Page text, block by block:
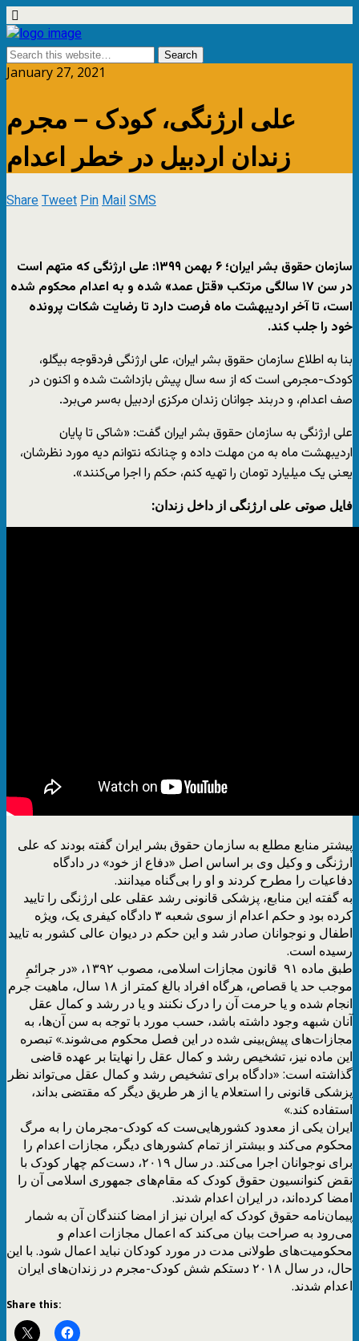
January 27, 2021
علی ارژنگی، کودک – مجرم
زندان اردبیل در خطر اعدام
ShareTweetPinMailSMS
سازمان حقوق بشر ایران؛ ۶ بهمن ۱۳۹۹: علی ارژنگی که متهم است
در سن ۱۷ سالگی مرتکب «قتل عمد» شده و به اعدام محکوم شده
است، تا آخر اردیبهشت ماه فرصت دارد تا رضایت شکات پرونده
خود را جلب کند.
بنا به اطلاع سازمان حقوق بشر ایران، علی ارژنگی فردقوجه بیگلو،
کودک-مجرمی است که از سه سال پیش بازداشت شده و اکنون در
صف اعدام، و دربند جوانان زندان مرکزی اردبیل به‌سر می‌برد.
علی ارژنگی به سازمان حقوق بشر ایران گفت: «شاکی تا پایان
اردیبهشت ماه به من مهلت داده و چنانکه نتوانم دیه مورد نظرشان،
یعنی یک میلیارد تومان را تهیه کنم، حکم را اجرا می‌کنند».
فایل صوتی علی ارژنگی از داخل زندان:
پیشتر منابع مطلع به سازمان حقوق بشر ایران گفته بودند که علی
ارژنگی و وکیل وی بر اساس اصل «دفاع از خود» در دادگاه
دفاعیات را مطرح کردند و او را بی‌گناه میدانند.
به گفته این منابع، پزشکی قانونی رشد عقلی علی ارژنگی را تایید
کرده بود و حکم اعدام از سوی شعبه ۳ دادگاه کیفری یک، ویژه
اطفال و نوجوانان صادر شد و این حکم در دیوان عالی کشور به تایید
رسیده است.
طبق ماده ۹۱ قانون مجازات اسلامی، مصوب ۱۳۹۲، «در جرائمِ
موجب حد یا قصاص، هرگاه افراد بالغ کمتر از ۱۸ سال، ماهیت جرم
انجام شده و یا حرمت آن را درک نکنند و یا در رشد و کمال عقل
آنان شبهه وجود داشته باشد، حسب مورد با توجه به سن آن‌ها، به
مجازات‌های پیش‌بینی شده در این فصل محکوم می‌شوند.» تبصره
این ماده نیز، تشخیص رشد و کمال عقل را نهایتا بر عهده قاضی
گذاشته است: «دادگاه برای تشخیص رشد و کمال عقل می‌تواند نظر
پزشکی قانونی را استعلام یا از هر طریق دیگر که مقتضی بداند،
استفاده کند.»
ایران یکی از معدود کشورهایی‌ست که کودک-مجرمان را به مرگ
محکوم می‌کند و بیشتر از تمام کشورهای دیگر، مجازات اعدام را
برای نوجوانان اجرا می‌کند. در سال ۲۰۱۹، دست‌کم چهار کودک با
نقض کنوانسیون حقوق کودک که مقام‌های جمهوری اسلامی آن را
امضا کرده‌اند، در ایران اعدام شدند.
پیمان‌نامه حقوق کودک که ایران نیز از امضا کنندگان آن به شمار
می‌رود به صراحت بیان می‌کند که اعمال مجازات اعدام و
محکومیت‌های طولانی مدت در مورد کودکان نباید اعمال شود. با این
حال، در سال ۲۰۱۸ دستکم شش کودک-مجرم در زندان‌های ایران
اعدام شدند.
Share this: